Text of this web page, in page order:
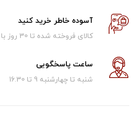
آسوده خاطر خرید کنید
کالای فروخته شده تا 30 روز با احترام پس گرفته می شود.
ساعت پاسخگویی
شنبه تا چهارشنبه 9 تا 16.30